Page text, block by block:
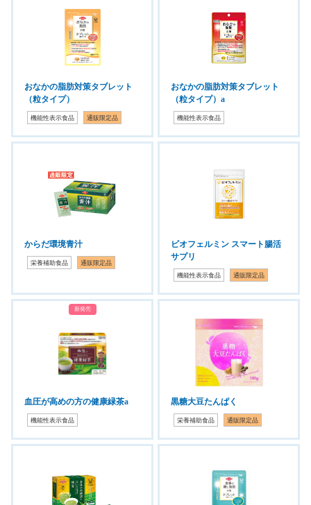
おなかの脂肪対策タブレット
（粒タイプ）
機能性表示食品 通販限定品
おなかの脂肪対策タブレット
（粒タイプ）a
機能性表示食品
からだ環境青汁
栄養補助食品 通販限定品
ビオフェルミン スマート腸活
サプリ
機能性表示食品 通販限定品
新発売
血圧が高めの方の健康緑茶a
機能性表示食品
黒糖大豆たんぱく
栄養補助食品 通販限定品